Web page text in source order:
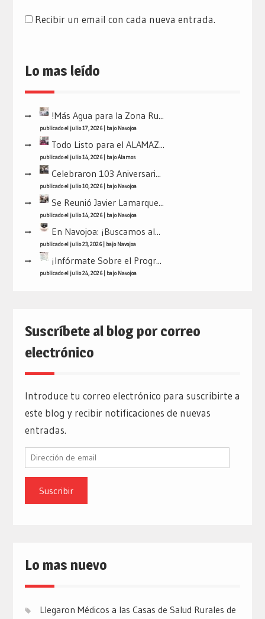
Recibir un email con cada nueva entrada.
Lo mas leído
!Más Agua para la Zona Ru...
publicado el julio 17, 2026| bajoNavojoa
Todo Listo para el ALAMAZ...
publicado el julio 14, 2026| bajoÁlamos
Celebraron 103 Aniversari...
publicado el julio 10, 2026| bajoNavojoa
Se Reunió Javier Lamarque...
publicado el julio 14, 2026| bajoNavojoa
En Navojoa: ¡Buscamos al...
publicado el julio 23, 2026| bajoNavojoa
¡Infórmate Sobre el Progr...
publicado el julio 24, 2026| bajoNavojoa
Suscríbete al blog por correo
electrónico
Introduce tu correo electrónico para suscribirte a
este blog y recibir notificaciones de nuevas
entradas.
Dirección
email
Lo mas nuevo
Llegaron Médicos a las Casas de Salud Rurales de